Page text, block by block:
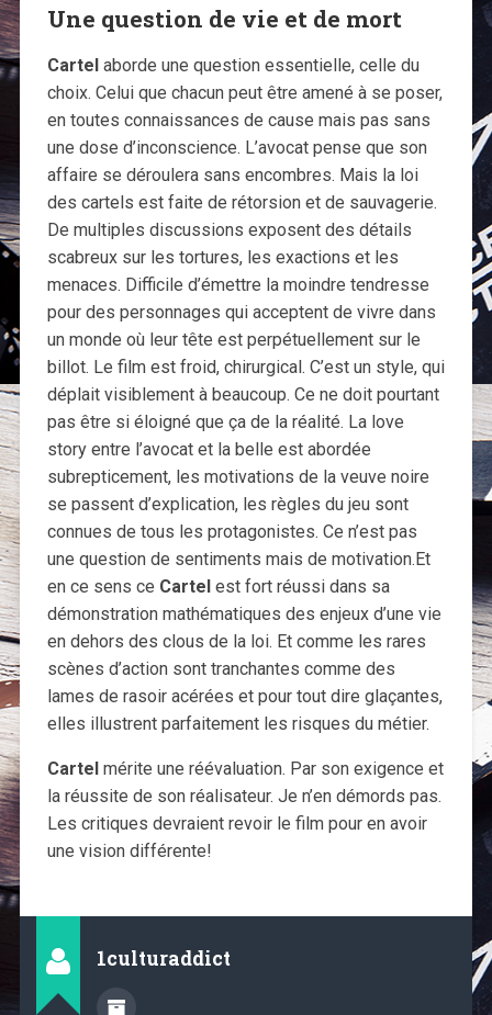
Une question de vie et de mort
Cartel aborde une question essentielle, celle du
choix. Celui que chacun peut être amené à se poser,
en toutes connaissances de cause mais pas sans
une dose d’inconscience. L’avocat pense que son
affaire se déroulera sans encombres. Mais la loi
des cartels est faite de rétorsion et de sauvagerie.
De multiples discussions exposent des détails
scabreux sur les tortures, les exactions et les
menaces. Difficile d’émettre la moindre tendresse
pour des personnages qui acceptent de vivre dans
un monde où leur tête est perpétuellement sur le
billot. Le film est froid, chirurgical. C’est un style, qui
déplait visiblement à beaucoup. Ce ne doit pourtant
pas être si éloigné que ça de la réalité. La love
story entre l’avocat et la belle est abordée
subrepticement, les motivations de la veuve noire
se passent d’explication, les règles du jeu sont
connues de tous les protagonistes. Ce n’est pas
une question de sentiments mais de motivation.Et
en ce sens ce Cartel est fort réussi dans sa
démonstration mathématiques des enjeux d’une vie
en dehors des clous de la loi. Et comme les rares
scènes d’action sont tranchantes comme des
lames de rasoir acérées et pour tout dire glaçantes,
elles illustrent parfaitement les risques du métier.
Cartel mérite une réévaluation. Par son exigence et
la réussite de son réalisateur. Je n’en démords pas.
Les critiques devraient revoir le film pour en avoir
une vision différente!
1culturaddict